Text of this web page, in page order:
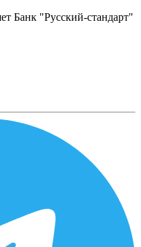
Банк "Русский-стандарт"